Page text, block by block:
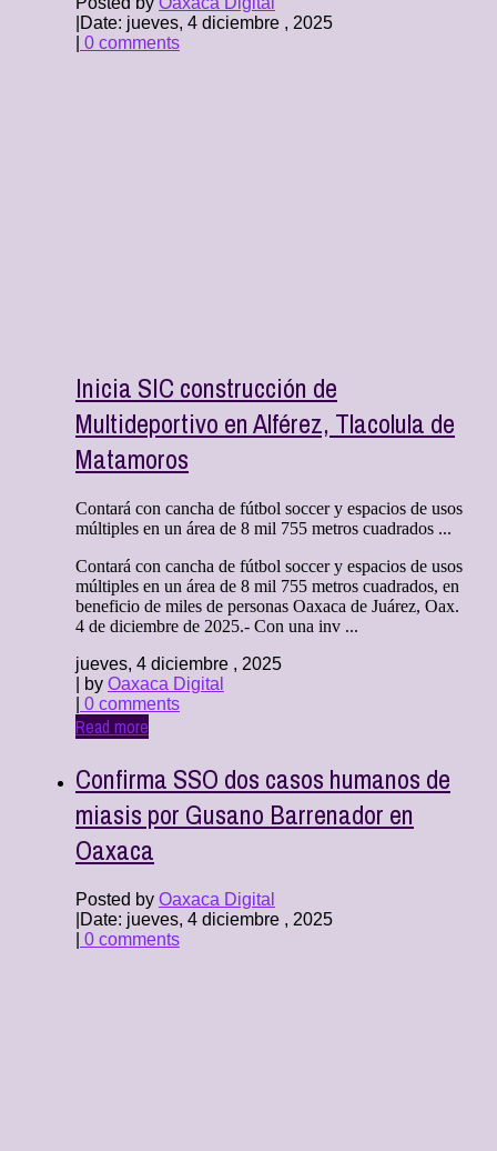
Date: jueves, 4 diciembre , 2025
0 comments
Inicia SIC construcción de
Multideportivo en Alférez, Tlacolula de
Matamoros
Contará con cancha de fútbol soccer y espacios de usos
múltiples en un área de 8 mil 755 metros cuadrados ...
Contará con cancha de fútbol soccer y espacios de usos
múltiples en un área de 8 mil 755 metros cuadrados, en
beneficio de miles de personas Oaxaca de Juárez, Oax.
4 de diciembre de 2025.- Con una inv ...
jueves, 4 diciembre , 2025
| by Oaxaca Digital
0 comments
Read more
Confirma SSO dos casos humanos de
miasis por Gusano Barrenador en
Oaxaca
Posted by Oaxaca Digital
Date: jueves, 4 diciembre , 2025
0 comments